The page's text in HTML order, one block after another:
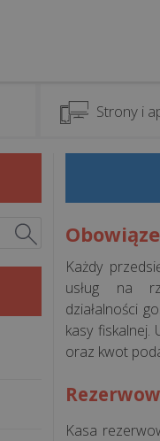
Strony i
Każdy
usług na
działalności
kasy
oraz kwot
Kasa